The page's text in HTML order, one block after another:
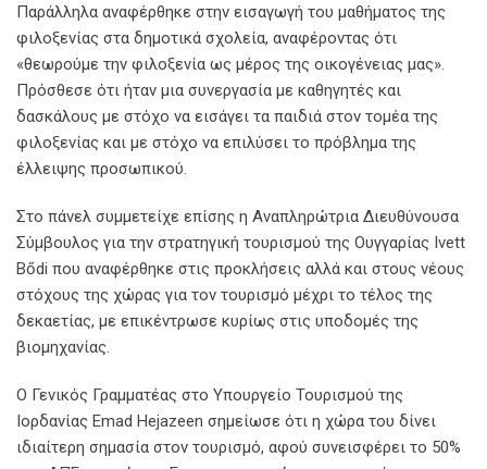
Παράλληλα αναφέρθηκε στην εισαγωγή του μαθήματος της
φιλοξενίας στα δημοτικά σχολεία, αναφέροντας ότι
«θεωρούμε την φιλοξενία ως μέρος της οικογένειας μας».
Πρόσθεσε ότι ήταν μια συνεργασία με καθηγητές και
δασκάλους με στόχο να εισάγει τα παιδιά στον τομέα της
φιλοξενίας και με στόχο να επιλύσει το πρόβλημα της
έλλειψης προσωπικού.
Στο πάνελ συμμετείχε επίσης η Αναπληρώτρια Διευθύνουσα
Σύμβουλος για την στρατηγική τουρισμού της Ουγγαρίας Ivett
Bődi που αναφέρθηκε στις προκλήσεις αλλά και στους νέους
στόχους της χώρας για τον τουρισμό μέχρι το τέλος της
δεκαετίας, με επικέντρωσε κυρίως στις υποδομές της
βιομηχανίας.
Ο Γενικός Γραμματέας στο Υπουργείο Τουρισμού της
Ιορδανίας Emad Hejazeen σημείωσε ότι η χώρα του δίνει
ιδιαίτερη σημασία στον τουρισμό, αφού συνεισφέρει το 50%